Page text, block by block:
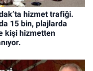
hizmet trafiği.
15 bin, plajlarda
kişi hizmetten